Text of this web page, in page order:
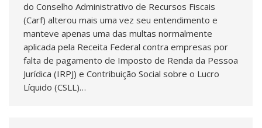
do Conselho Administrativo de Recursos Fiscais
(Carf) alterou mais uma vez seu entendimento e
manteve apenas uma das multas normalmente
aplicada pela Receita Federal contra empresas por
falta de pagamento de Imposto de Renda da Pessoa
Jurídica (IRPJ) e Contribuição Social sobre o Lucro
Líquido (CSLL)…